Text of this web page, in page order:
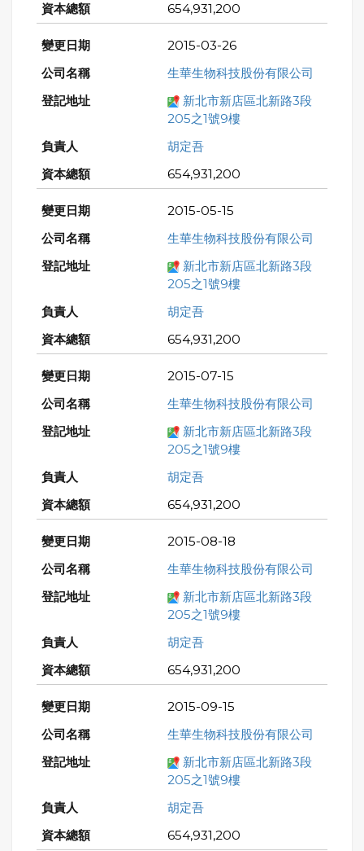
654,931,200
2015-03-26
生華生物科技股份有限公司
新北市新店區北新路3段
205之1號9樓
胡定吾
654,931,200
2015-05-15
生華生物科技股份有限公司
新北市新店區北新路3段
205之1號9樓
胡定吾
654,931,200
2015-07-15
生華生物科技股份有限公司
新北市新店區北新路3段
205之1號9樓
胡定吾
654,931,200
2015-08-18
生華生物科技股份有限公司
新北市新店區北新路3段
205之1號9樓
胡定吾
654,931,200
2015-09-15
生華生物科技股份有限公司
新北市新店區北新路3段
205之1號9樓
胡定吾
654,931,200